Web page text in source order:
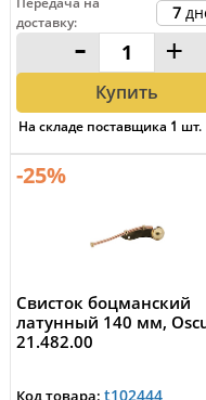
доставку: 7
- +
Купить
На складе поставщика 1 шт.
-25%
Свисток боцманский
латунный 140 мм,
21.482.00
Код товара: t102444